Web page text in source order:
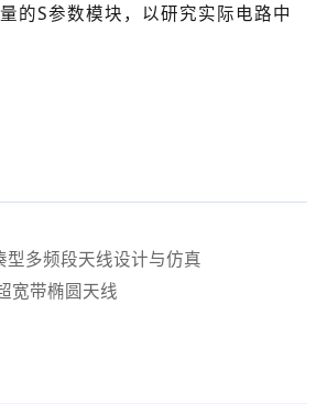
的S参数模块，以研究实际电路中
型多频段天线设计与仿真
宽带椭圆天线